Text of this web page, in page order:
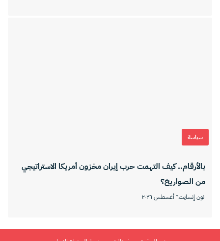
سياسة
بالأرقام.. كيف التهمت حرب إيران مخزون أمريكا الاستراتيجي
من الصواريخ؟
نون إنسايت٦ أغسطس ٢٠٢٦